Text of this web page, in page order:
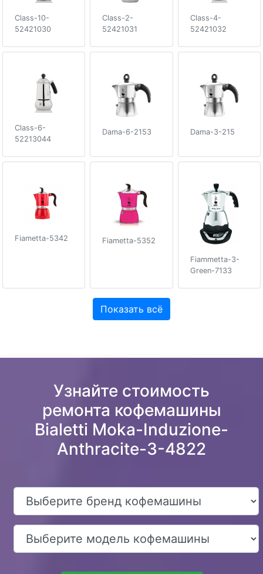
Class-10-
52421030
Class-2-
52421031
Class-4-
52421032
Class-6-
52213044
Dama-6-2153 Dama-3-215
Fiametta-5342 Fiametta-5352
Fiammetta-3-
Green-7133
Показать всё
Узнайте стоимость
ремонта кофемашины
Bialetti Moka-Induzione-
Anthracite-3-4822